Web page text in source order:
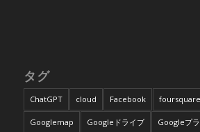
タグ
ChatGPT cloud Facebook foursquare
Googlemap Googleドライブ Googleプ